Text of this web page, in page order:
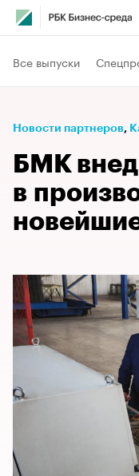
Все выпуски
Новости партнеров⁠,
БМК
в